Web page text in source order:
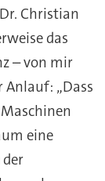
Christian
das
– von mir
„Dass
eine